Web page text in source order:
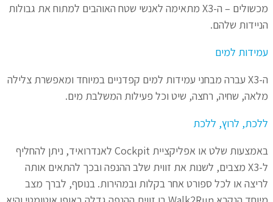
מכשולים – ה-X3 מתאימה לאנשי שטח האוהבים למתוח את גבולות
הניידות שלהם.
עמידות למים
ה-X3 עברה מבחני עמידות למים קפדניים במיוחד ומאפשרת צלילה
מלאה, שחיה, רחצה, שיט וכל פעילות המשלבת מים.
ללכת, לרוץ, ללכת
באמצעות שלט או אפליקציית Cockpit לאנדרואיד, ניתן להחליף
ל-X3 מצבים, לשנות את זווית שלב ההנפה ובכך להתאים אותה
לריצה או לכל ספורט אחר בקלות ובמהירות. בנוסף, לברך מצב